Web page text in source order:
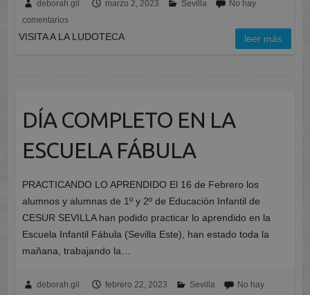
deborah.gil marzo 2, 2023 Sevilla
No hay
comentarios
VISITA A LA LUDOTECA leer más
DÍA COMPLETO EN LA
ESCUELA FÁBULA
PRACTICANDO LO APRENDIDO El 16 de Febrero los
alumnos y alumnas de 1º y 2º de Educación Infantil de
CESUR SEVILLA han podido practicar lo aprendido en la
Escuela Infantil Fábula (Sevilla Este), han estado toda la
mañana, trabajando la…
deborah.gil febrero 22, 2023 Sevilla
No hay